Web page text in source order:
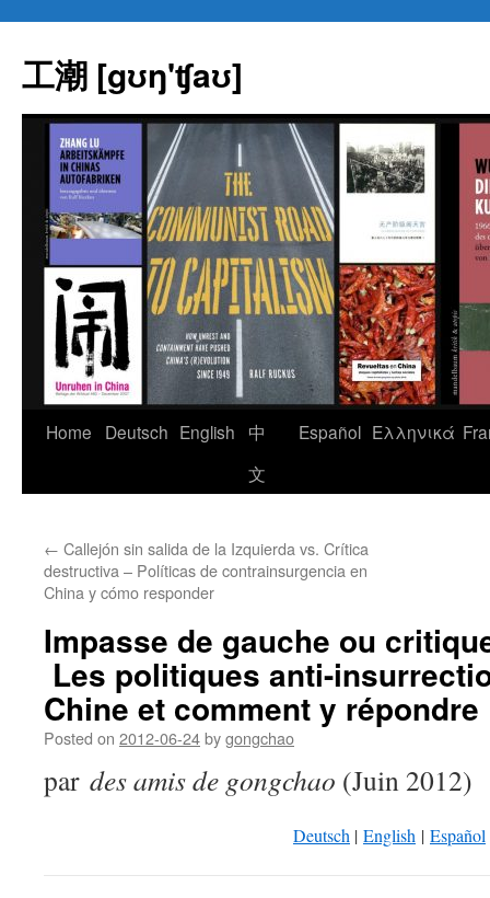
content
工潮 [gʊŋ'ʧaʊ]
Home Deutsch English
中
文
Español Eλληνικά
← Callejón sin salida de la Izquierda vs. Crítica
destructiva – Políticas de contrainsurgencia en
China y cómo responder
Impasse de gauche ou
Les politiques anti-
Chine et comment y répondre
Posted on 2012-06-24bygongchao
par des amis de gongchao (Juin 2012)
Deutsch | English | Español